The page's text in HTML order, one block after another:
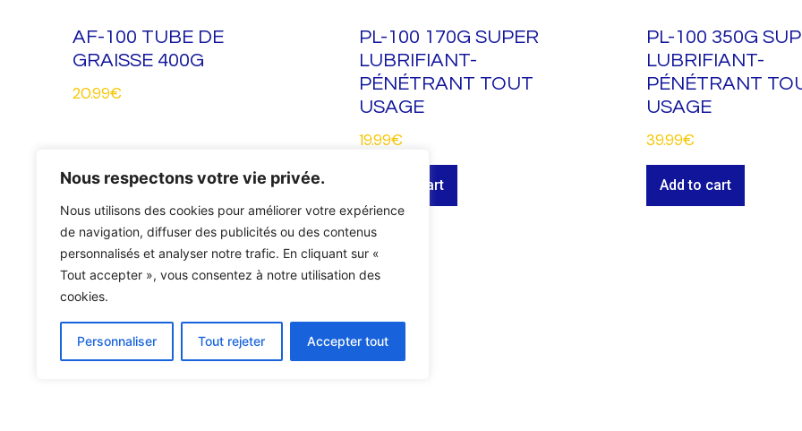
Nous respectons votre vie privée.
Nous utilisons des cookies pour améliorer votre expérience
de navigation, diffuser des publicités ou des contenus
personnalisés et analyser notre trafic. En cliquant sur «
Tout accepter », vous consentez à notre utilisation des
cookies.
Personnaliser Tout rejeter Accepter tout
AF-100 TUBE DE
GRAISSE 400G
20.99€
Add to cart
PL-100 170G SUPER
LUBRIFIANT-
PÉNÉTRANT TOUT
USAGE
19.99€
Add to cart
PL-100 350G
LUBRIFIANT-
PÉNÉTRANT
USAGE
39.99€
Add to cart